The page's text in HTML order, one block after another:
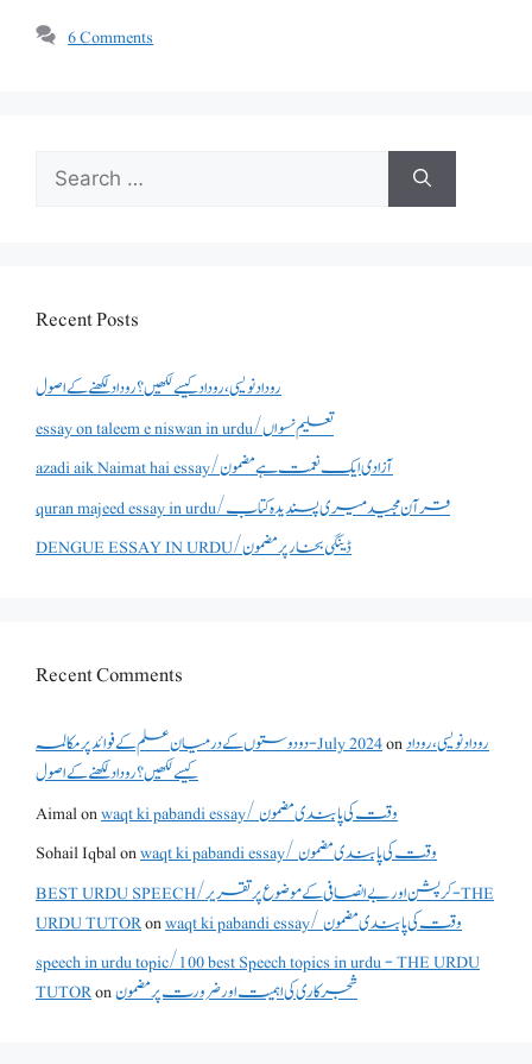
6 Comments
Search
for:
Recent Posts
روداد نویسی ،روداد کیسے لکھیں؟ روداد لکھنے کے اصول
essay on taleem e niswan in urdu/تعلیم نسواں
azadi aik Naimat hai essay/آزادی ایک نعمت ہے مضمون
quran majeed essay in urdu/قرآن مجید میری پسندیدہ کتاب
DENGUE ESSAY IN URDU/ڈینگی بخار پر مضمون
Recent Comments
دو دوستوں کے درمیان علم کے فوائد پر مکالمہ - July 2024onروداد نویسی ،روداد
کیسے لکھیں؟ روداد لکھنے کے اصول
Aimalon
waqt ki pabandi essay/ وقت کی پابندی مضمون
Sohail Iqbalon
waqt ki pabandi essay/ وقت کی پابندی مضمون
BEST URDU SPEECH/کرپشن اور بے انصافی کے موضوع پر تقریر - THE
URDU TUTORon
waqt ki pabandi essay/ وقت کی پابندی مضمون
speech in urdu topic/100 best Speech topics in urdu - THE URDU
TUTORonشجرکاری کی اہمیت اور ضرورت پر مضمون